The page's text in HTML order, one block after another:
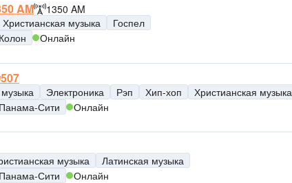
AM
1350 AM
Христианская музыка
Госпел
Колон Онлайн
Электроника Рэп Хип-хоп Христианская музыка
Панама-Сити Онлайн
музыка
Латинская музыка
Панама-Сити Онлайн